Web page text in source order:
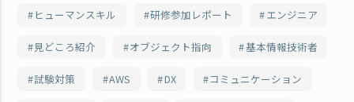
ヒューマンスキル 研修参加レポート エンジニア
見どころ紹介 オブジェクト指向 基本情報技術者
試験対策 AWS DX コミュニケーション